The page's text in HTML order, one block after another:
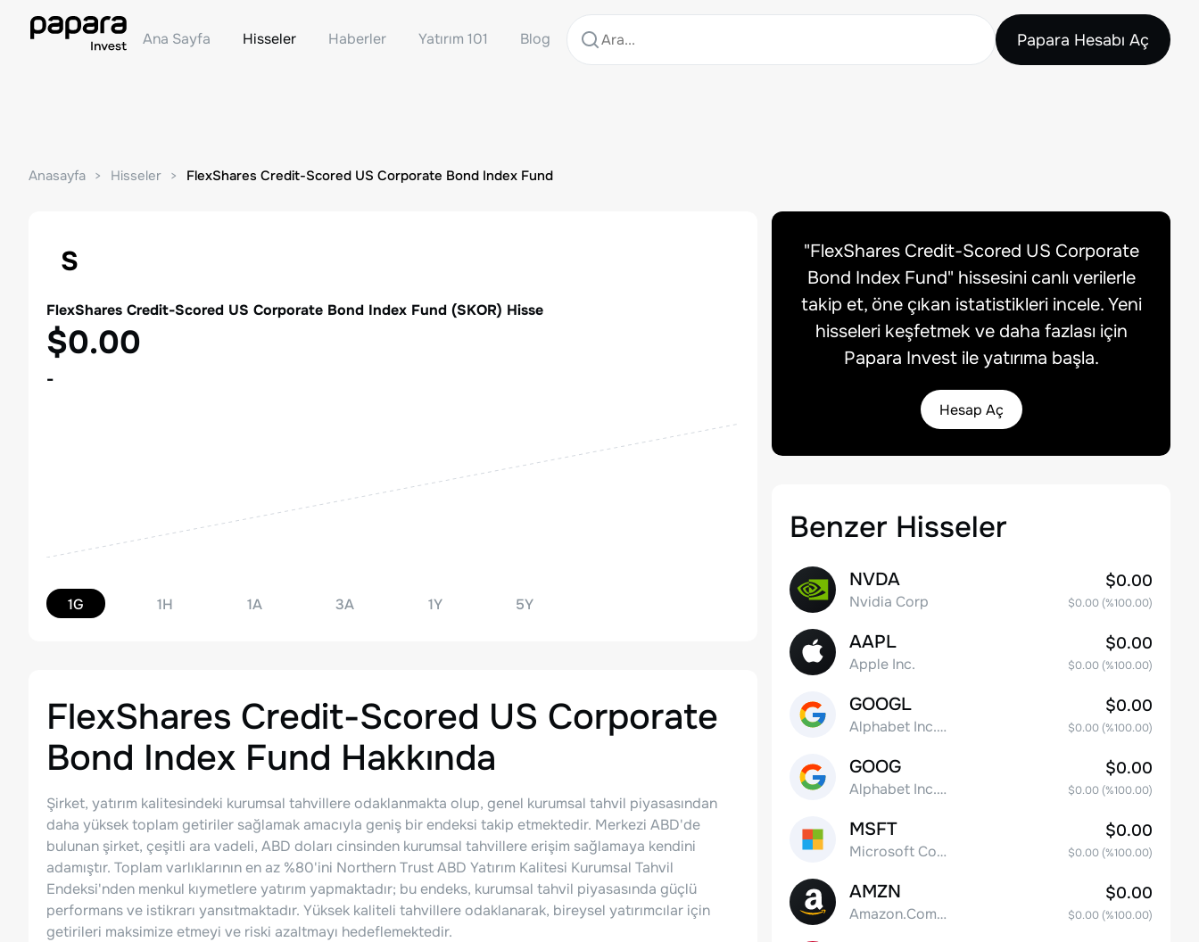
Ana Sayfa Hisseler Haberler Yatırım 101 Blog Papara Hesabı Aç
Anasayfa Hisseler FlexShares Credit-Scored US Corporate Bond Index Fund
S
FlexShares Credit-Scored US Corporate Bond Index Fund (SKOR) Hisse
$0.00
-
1G 1H 1A 3A 1Y 5Y
FlexShares Credit-Scored US Corporate
Bond Index Fund Hakkında
Şirket, yatırım kalitesindeki kurumsal tahvillere odaklanmakta olup, genel kurumsal tahvil piyasasından
daha yüksek toplam getiriler sağlamak amacıyla geniş bir endeksi takip etmektedir. Merkezi ABD'de
bulunan şirket, çeşitli ara vadeli, ABD doları cinsinden kurumsal tahvillere erişim sağlamaya kendini
adamıştır. Toplam varlıklarının en az %80'ini Northern Trust ABD Yatırım Kalitesi Kurumsal Tahvil
Endeksi'nden menkul kıymetlere yatırım yapmaktadır; bu endeks, kurumsal tahvil piyasasında güçlü
performans ve istikrarı yansıtmaktadır. Yüksek kaliteli tahvillere odaklanarak, bireysel yatırımcılar için
getirileri maksimize etmeyi ve riski azaltmayı hedeflemektedir.
"FlexShares Credit-Scored US Corporate
Bond Index Fund" hissesini canlı verilerle
takip et, öne çıkan istatistikleri incele. Yeni
hisseleri keşfetmek ve daha fazlası için
Papara Invest ile yatırıma başla.
Hesap Aç
Benzer Hisseler
NVDA
Nvidia Corp
$0.00
$0.00(%100.00)
AAPL
Apple Inc.
$0.00
$0.00(%100.00)
GOOGL
Alphabet Inc. Class A Common Stock
$0.00
$0.00(%100.00)
GOOG
Alphabet Inc. Class C Capital Stock
$0.00
$0.00(%100.00)
MSFT
Microsoft Corp
$0.00
$0.00(%100.00)
AMZN
Amazon.Com Inc
$0.00
$0.00(%100.00)